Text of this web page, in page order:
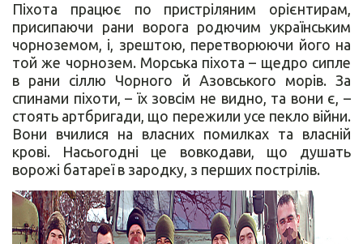
Піхота працює по пристріляним орієнтирам,
присипаючи рани ворога родючим українським
чорноземом, і, зрештою, перетворюючи його на
той же чорнозем. Морська піхота – щедро сипле
в рани сіллю Чорного й Азовського морів. За
спинами піхоти, – їх зовсім не видно, та вони є, –
стоять артбригади, що пережили усе пекло війни.
Вони вчилися на власних помилках та власній
крові. Насьогодні це вовкодави, що душать
ворожі батареї в зародку, з перших пострілів.